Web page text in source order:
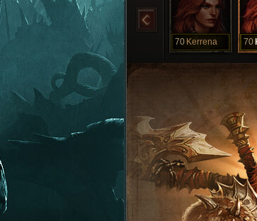
70 Kerrena 70